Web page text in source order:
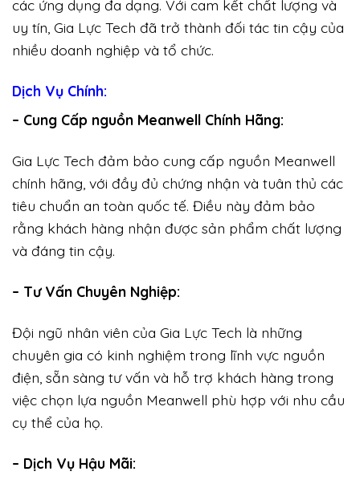
các ứng dụng đa dạng. Với cam kết chất lượng và
uy tín, Gia Lực Tech đã trở thành đối tác tin cậy của
nhiều doanh nghiệp và tổ chức.
Dịch Vụ Chính:
– Cung Cấp nguồn Meanwell Chính Hãng:
Gia Lực Tech đảm bảo cung cấp nguồn Meanwell
chính hãng, với đầy đủ chứng nhận và tuân thủ các
tiêu chuẩn an toàn quốc tế. Điều này đảm bảo
rằng khách hàng nhận được sản phẩm chất lượng
và đáng tin cậy.
– Tư Vấn Chuyên Nghiệp:
Đội ngũ nhân viên của Gia Lực Tech là những
chuyên gia có kinh nghiệm trong lĩnh vực nguồn
điện, sẵn sàng tư vấn và hỗ trợ khách hàng trong
việc chọn lựa nguồn Meanwell phù hợp với nhu cầu
cụ thể của họ.
– Dịch Vụ Hậu Mãi: